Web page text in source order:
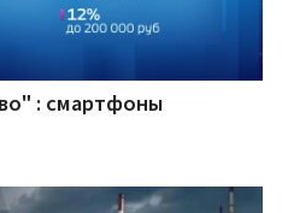
: смартфоны